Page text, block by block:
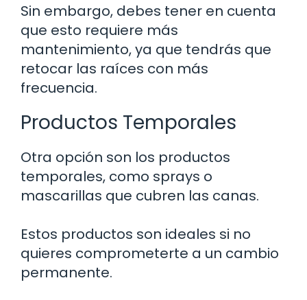
Sin embargo, debes tener en cuenta
que esto requiere más
mantenimiento, ya que tendrás que
retocar las raíces con más
frecuencia.
Productos Temporales
Otra opción son los productos
temporales, como sprays o
mascarillas que cubren las canas.
Estos productos son ideales si no
quieres comprometerte a un cambio
permanente.